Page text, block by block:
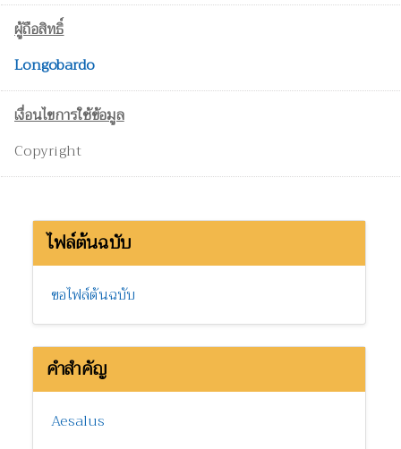
ผู้ถือสิทธิ์
Longobardo
เงื่อนไขการใช้ข้อมูล
Copyright
ไฟล์ต้นฉบับ
ขอไฟล์ต้นฉบับ
คำสำคัญ
Aesalus